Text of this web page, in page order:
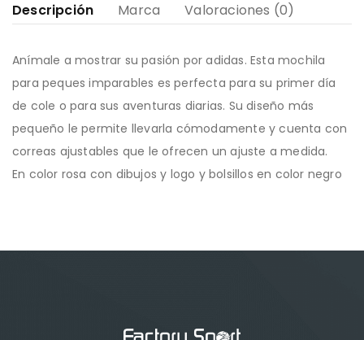
Descripción Marca Valoraciones (0)
Anímale a mostrar su pasión por adidas. Esta mochila
para peques imparables es perfecta para su primer día
de cole o para sus aventuras diarias. Su diseño más
pequeño le permite llevarla cómodamente y cuenta con
correas ajustables que le ofrecen un ajuste a medida.
En color rosa con dibujos y logo y bolsillos en color negro